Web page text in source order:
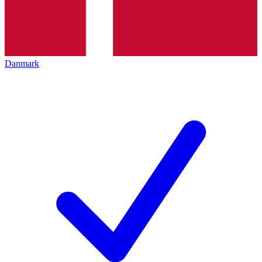
Danmark